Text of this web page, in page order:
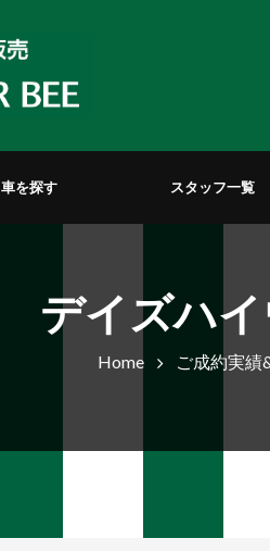
車を探す スタッフ一覧
デイズハ
Home ご成約実績